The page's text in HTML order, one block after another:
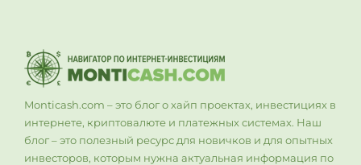
Monticash.com – это блог о хайп проектах, инвестициях в
интернете, криптовалюте и платежных системах. Наш
блог – это полезный ресурс для новичков и для опытных
инвесторов, которым нужна актуальная информация по